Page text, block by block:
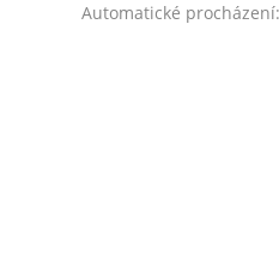
Automatické procházení: